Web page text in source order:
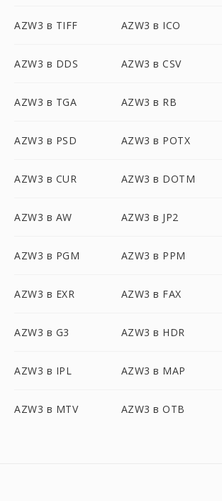
AZW3 в TIFF AZW3 в ICO
AZW3 в DDS AZW3 в CSV
AZW3 в TGA AZW3 в RB
AZW3 в PSD AZW3 в POTX
AZW3 в CUR AZW3 в DOTM
AZW3 в AW AZW3 в JP2
AZW3 в PGM AZW3 в PPM
AZW3 в EXR AZW3 в FAX
AZW3 в G3 AZW3 в HDR
AZW3 в IPL AZW3 в MAP
AZW3 в MTV AZW3 в OTB